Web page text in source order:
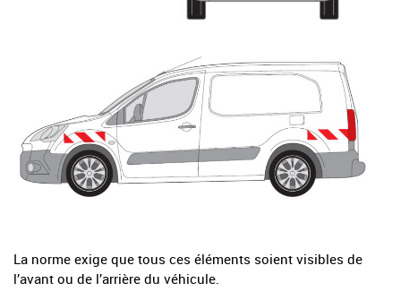
La norme exige que tous ces éléments soient visibles de
l’avant ou de l’arrière du véhicule.